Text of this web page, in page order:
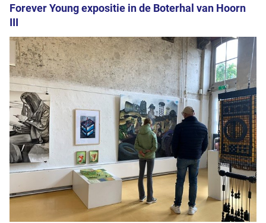
Forever Young expositie in de Boterhal van Hoorn
III